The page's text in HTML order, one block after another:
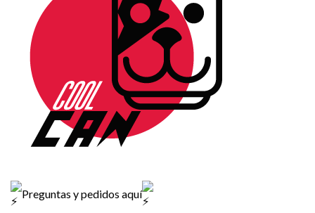
Preguntas y pedidos aquí